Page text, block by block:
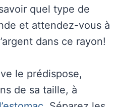
quel type de
et attendez-vous à
dans ce rayon!
le prédispose,
de sa taille, à